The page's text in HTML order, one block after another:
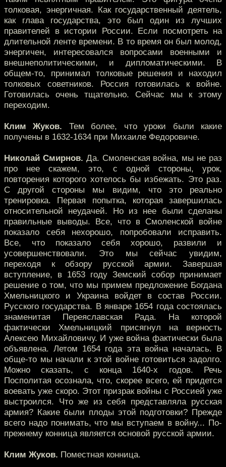
толковая, энергичная. Как государственный деятель,
как глава государства, это был один из лучших
правителей в истории России. Если посмотреть на
длительной ленте времени. В то время он был молод,
энергичен, интересовался вопросами военными и
внешнеполитическими, и дипломатическими. В
общем-то, принимал толковые решения и находил
толковых советников. Россия готовилась к войне.
Готовилась очень тщательно. Сейчас мы к этому
переходим.
Клим Жуков. Тем более, что уроки были какие
получены в 1632-1634 при Михаиле Федоровиче.
Николай Смирнов. Да. Смоленская война, мы не раз
про нее скажем, это, с одной стороны, урок,
повторения которого хотелось бы избежать. Это раз.
С другой стороны мы видим, что это реально
тренировка. Первая попытка, которая завершилась
относительной неудачей. Но из нее были сделаны
правильные выводы. Все, что в Смоленской войне
показало себя нехорошо, попробовали исправить.
Все, что показало себя хорошо, развили и
усовершенствовали. Это мы сейчас увидим,
переходя к обзору русской армии. Завершая
вступление, в 1653 году Земский собор принимает
решение о том, что мы примем предложение Богдана
Хмельницкого и Украина войдет в состав России.
Русского государства. В январе 1654 года состоялась
знаменитая Переяславская Рада. На которой
фактически Хмельницкий присягнул на верность
Алексею Михайловичу. И уже война фактически была
объявлена. Летом 1654 года эта война началась. В
обще-то мы начали к этой войне готовиться задолго.
Можно сказать, с конца 1640-х годов. Речь
Посполитая осознала, что, скорее всего, ей придется
воевать уже скоро. Этот призрак войны с Россией уже
выстроился. Что же из себя представляла русская
армия? Какие были плоды этой подготовки? Прежде
всего надо понимать, что мы вступаем в войну... По-
прежнему конница является основой русской армии.
Клим Жуков. Поместная конница.